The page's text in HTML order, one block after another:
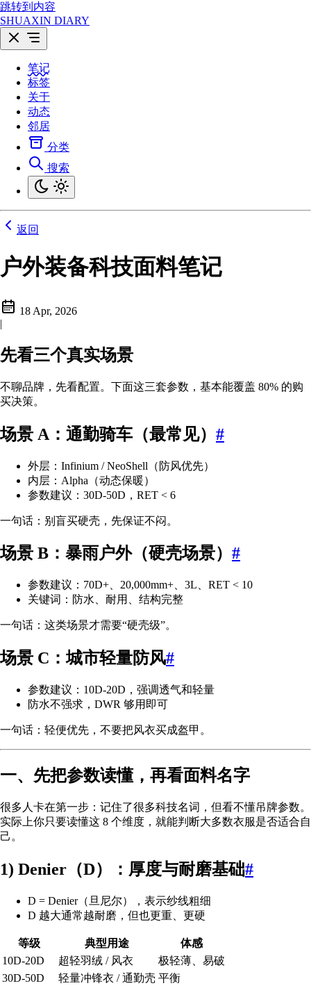
跳转到内容
SHUAXIN DIARY
笔记
标签
关于
动态
邻居
分类
搜索
返回
户外装备科技面料笔记
18 Apr, 2026
|
先看三个真实场景
不聊品牌，先看配置。下面这三套参数，基本能覆盖 80% 的购
买决策。
场景 A：通勤骑车（最常见） #
外层：Infinium / NeoShell（防风优先）
内层：Alpha（动态保暖）
参数建议：30D-50D，RET < 6
一句话：别盲买硬壳，先保证不闷。
场景 B：暴雨户外（硬壳场景） #
参数建议：70D+、20,000mm+、3L、RET < 10
关键词：防水、耐用、结构完整
一句话：这类场景才需要“硬壳级”。
场景 C：城市轻量防风#
参数建议：10D-20D，强调透气和轻量
防水不强求，DWR 够用即可
一句话：轻便优先，不要把风衣买成盔甲。
一、先把参数读懂，再看面料名字
很多人卡在第一步：记住了很多科技名词，但看不懂吊牌参数。
实际上你只要读懂这 8 个维度，就能判断大多数衣服是否适合自
己。
1) Denier（D）：厚度与耐磨基础#
D = Denier（旦尼尔），表示纱线粗细
D 越大通常越耐磨，但也更重、更硬
等级 典型用途
体感
10D-20D
超轻羽绒 / 风衣
极轻薄、易破
30D-50D
轻量冲锋衣 / 通勤壳 平衡